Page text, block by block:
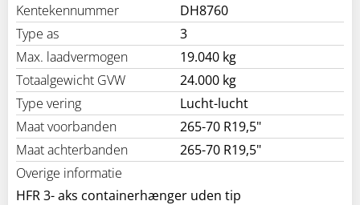
Kentekennummer
DH8760
Type as
3
Max. laadvermogen
19.040 kg
Totaalgewicht GVW
24.000 kg
Type vering
Lucht-lucht
Maat voorbanden
265-70 R19,5"
Maat achterbanden
265-70 R19,5"
Overige informatie
HFR 3- aks containerhænger uden tip